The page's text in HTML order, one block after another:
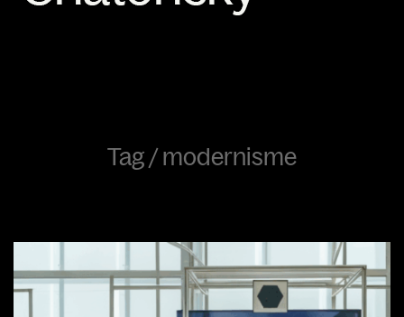
Tag /modernisme